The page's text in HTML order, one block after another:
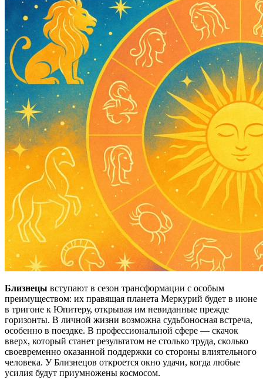
Близнецы вступают в сезон трансформации с особым
преимуществом: их правящая планета Меркурий будет в июне
в тригоне к Юпитеру, открывая им невиданные прежде
горизонты. В личной жизни возможна судьбоносная встреча,
особенно в поездке. В профессиональной сфере — скачок
вверх, который станет результатом не столько труда, сколько
своевременно оказанной поддержки со стороны влиятельного
человека. У Близнецов откроется окно удачи, когда любые
усилия будут приумножены космосом.